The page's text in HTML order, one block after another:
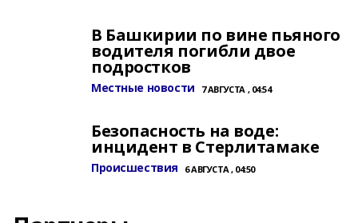
В Башкирии по вине пьяного
водителя погибли двое
подростков
Местные новости 7 АВГУСТА , 04:54
Безопасность на воде:
инцидент в Стерлитамаке
Происшествия 6 АВГУСТА , 04:50